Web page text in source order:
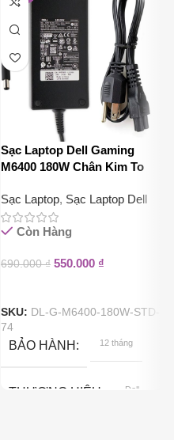
Sạc Laptop Dell Gaming
M6400 180W Chân Kim To
Sạc Laptop, Sạc Laptop Dell
Còn Hàng
690.000₫ 550.000 ₫
SKU: DL-G-M6400-180W-STD-
74
BẢO HÀNH 12 tháng
THƯƠNG HIỆU Dell